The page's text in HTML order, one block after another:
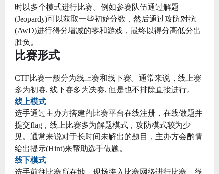
时以多个模式进行比赛。例如参赛队伍通过解题
(Jeopardy)可以获取一些初始分数，然后通过攻防对抗
(AwD)进行得分增减的零和游戏，最终以得分高低分出
胜负。
比赛形式
CTF比赛一般分为线上赛和线下赛。通常来说，线上赛
多为初赛, 线下赛多为决赛, 但是也不排除直接进行。
线上模式
选手通过主办方搭建的比赛平台在线注册，在线做题并
提交flag，线上比赛多为解题模式，攻防模式较为少
见。通常来说对于长时间未解出的题目，主办方会酌情
给出提示(Hint)来帮助选手做题。
线下模式
选手前往比赛所在地，现场接入比赛网络进行比赛，线